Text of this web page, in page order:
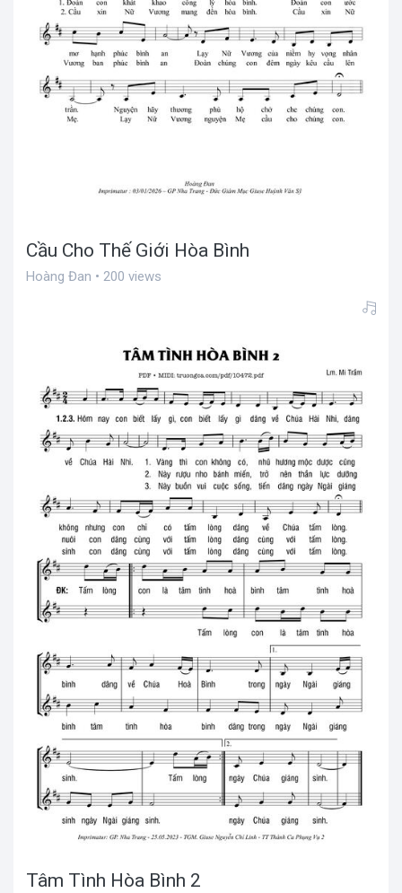
Cầu Cho Thế Giới Hòa Bình
Hoàng Đan • 200 views
Tâm Tình Hòa Bình 2